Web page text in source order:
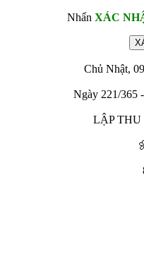
Nhấn XÁC
Chủ Nhật,
Ngày 221/365
LẬP THU